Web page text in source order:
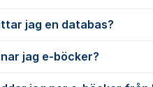
jag en databas?
jag e-böcker?